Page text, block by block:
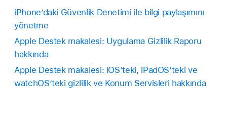
iPhone’daki Güvenlik Denetimi ile bilgi paylaşımını
yönetme
Apple Destek makalesi: Uygulama Gizlilik Raporu
hakkında
Apple Destek makalesi: iOS’teki, iPadOS’teki ve
watchOS’teki gizlilik ve Konum Servisleri hakkında